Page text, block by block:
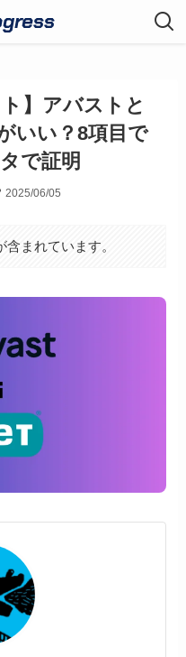
】アバストと
いい？8項目で
で証明
2025/06/05
まれています。